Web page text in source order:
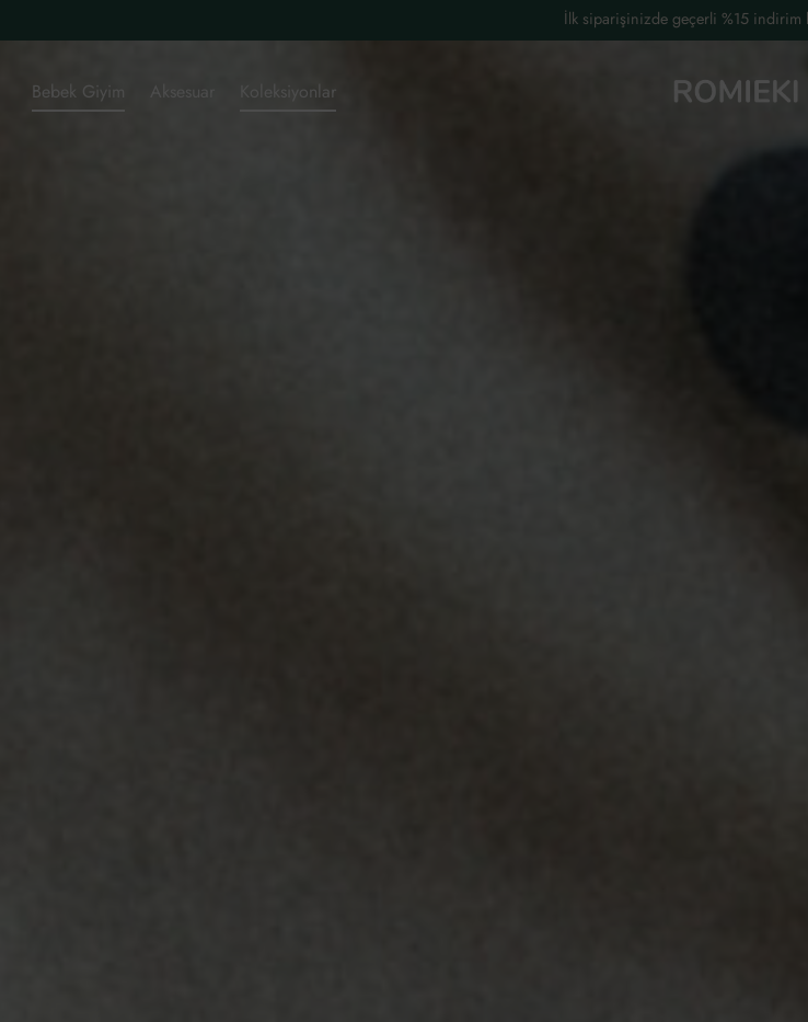
1.200 TL üzeri ücretsiz
Bebek Giyim Aksesuar Koleksiyonlar